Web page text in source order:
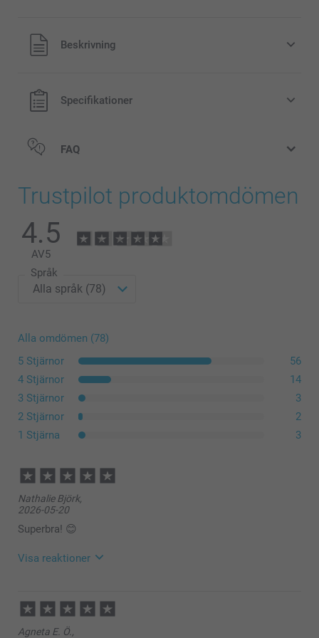
Alla priser är i svenska kronor (SEK), inklusive moms och
exklusive porto.
Beskrivning
Specifikationer
100% polyester
Tillverkat av 100 % naturlig rättvisemärkt bomull* med
samma utseende och känsla som linne
Stor framficka
FAQ
Trustpilot produktomdömen
4.5
AV5
Språk
Alla omdömen (78)
5 Stjärnor
56
4 Stjärnor
14
3 Stjärnor
3
2 Stjärnor
2
1 Stjärna
3
Nathalie Björk,
2026-05-20
Superbra! 😊
Visa reaktioner
10:32
Hej Nathalie,
Stort tack för fem stjärnor och ditt fina omdöme! Vi
Agneta E. Ö.,